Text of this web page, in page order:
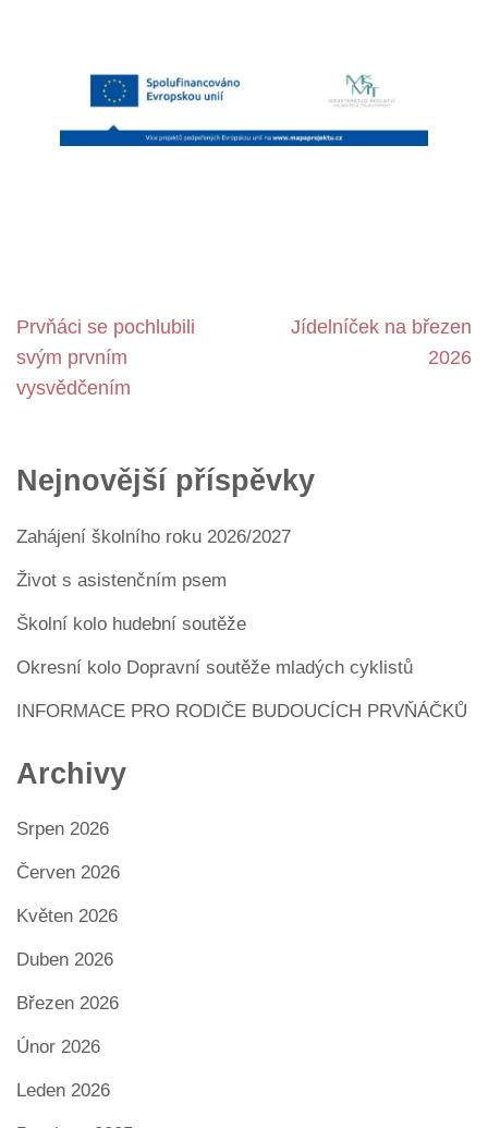
Navigace
pro
příspěvek
Prvňáci se pochlubili
svým prvním
vysvědčením
Jídelníček na březen
2026
Nejnovější příspěvky
Zahájení školního roku 2026/2027
Život s asistenčním psem
Školní kolo hudební soutěže
Okresní kolo Dopravní soutěže mladých cyklistů
INFORMACE PRO RODIČE BUDOUCÍCH PRVŇÁČKŮ
Archivy
Srpen 2026
Červen 2026
Květen 2026
Duben 2026
Březen 2026
Únor 2026
Leden 2026